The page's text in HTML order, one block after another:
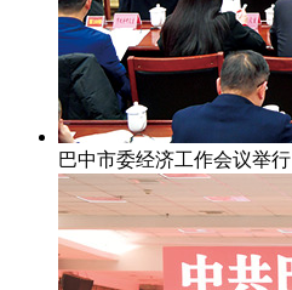
巴中市委经济工作会议举行